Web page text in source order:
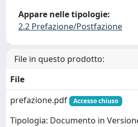
Appare nelle tipologie:
2.2 Prefazione/Postfazione
File in questo prodotto:
File
prefazione.pdf
Accesso chiuso
Tipologia: Documento in